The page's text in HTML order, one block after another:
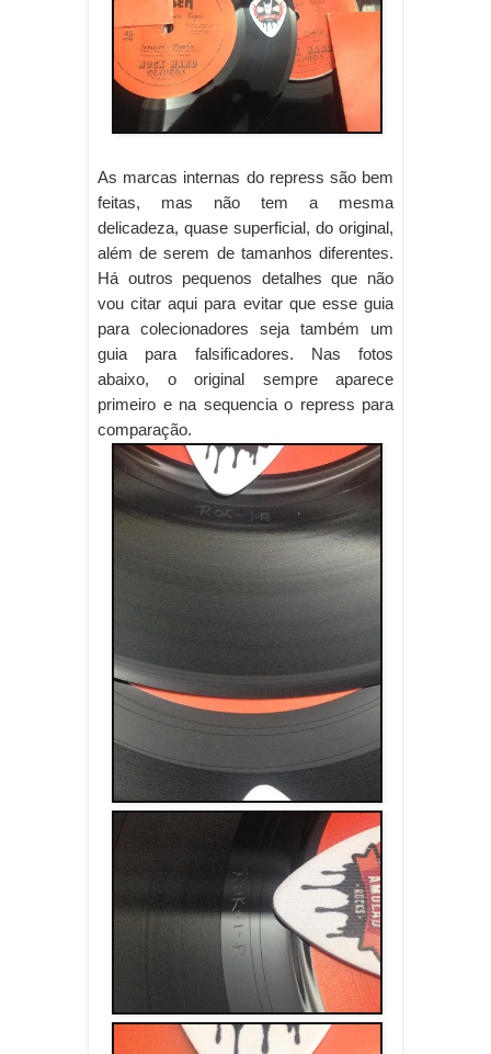
As marcas internas do repress são bem
feitas, mas não tem a mesma
delicadeza, quase superficial, do original,
além de serem de tamanhos diferentes.
Há outros pequenos detalhes que não
vou citar aqui para evitar que esse guia
para colecionadores seja também um
guia para falsificadores. Nas fotos
abaixo, o original sempre aparece
primeiro e na sequencia o repress para
comparação.